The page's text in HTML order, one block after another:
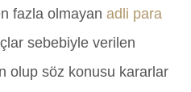
fazla olmayan adli para
sebebiyle verilen
olup söz konusu kararlar